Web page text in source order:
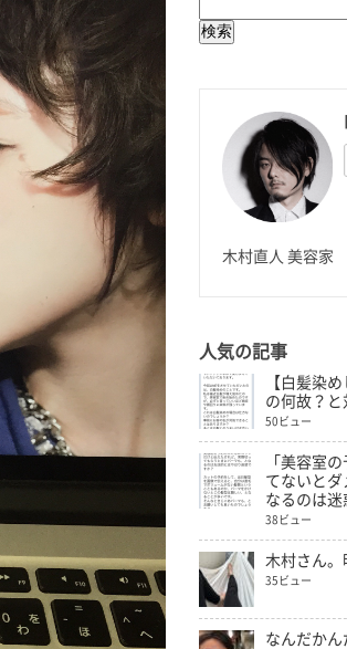
木村直人 美容家
人気の記事
【白髪染
の何故？と
50ビュー
「美容室
てないとダ
なるのは迷
38ビュー
木村さん。
35ビュー
なんだかん